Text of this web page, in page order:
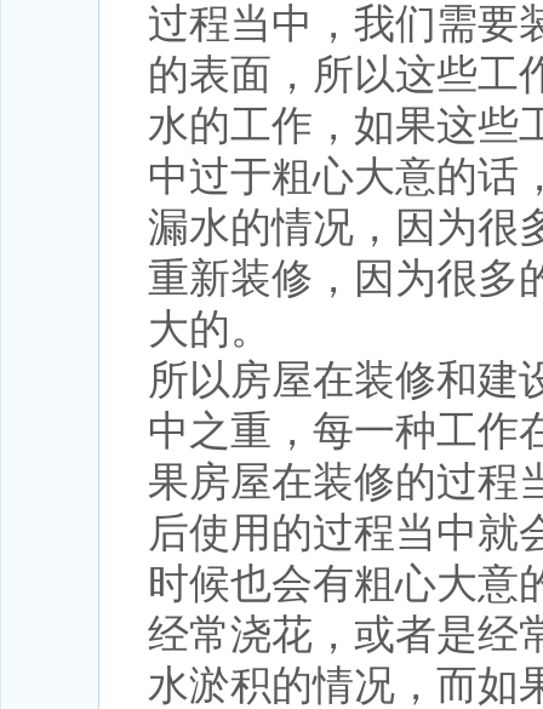
过程当中，我们需要
的表面，所以这些工
水的工作，如果这些
中过于粗心大意的话
漏水的情况，因为很
重新装修，因为很多
大的。
所以房屋在装修和建
中之重，每一种工作
果房屋在装修的过程
后使用的过程当中就
时候也会有粗心大意
经常浇花，或者是经
水淤积的情况，而如